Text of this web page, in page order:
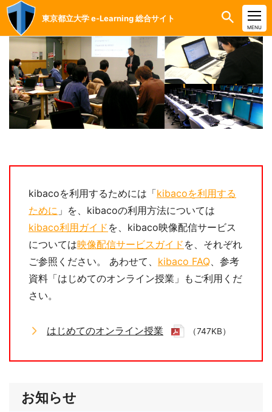
CLOSE
MENU
kibacoを利用するためには「kibacoを利用する
ために 」を、kibacoの利用方法については
kibaco利用ガイド を、kibaco映像配信サービス
については映像配信サービスガイド を、それぞれ
ご参照ください。 あわせて、 kibaco FAQ、参考
資料「はじめてのオンライン授業」もご利用くだ
さい。
はじめてのオンライン授業 （747KB）
お知らせ
東京都立大学 e-Learning 総合サイト